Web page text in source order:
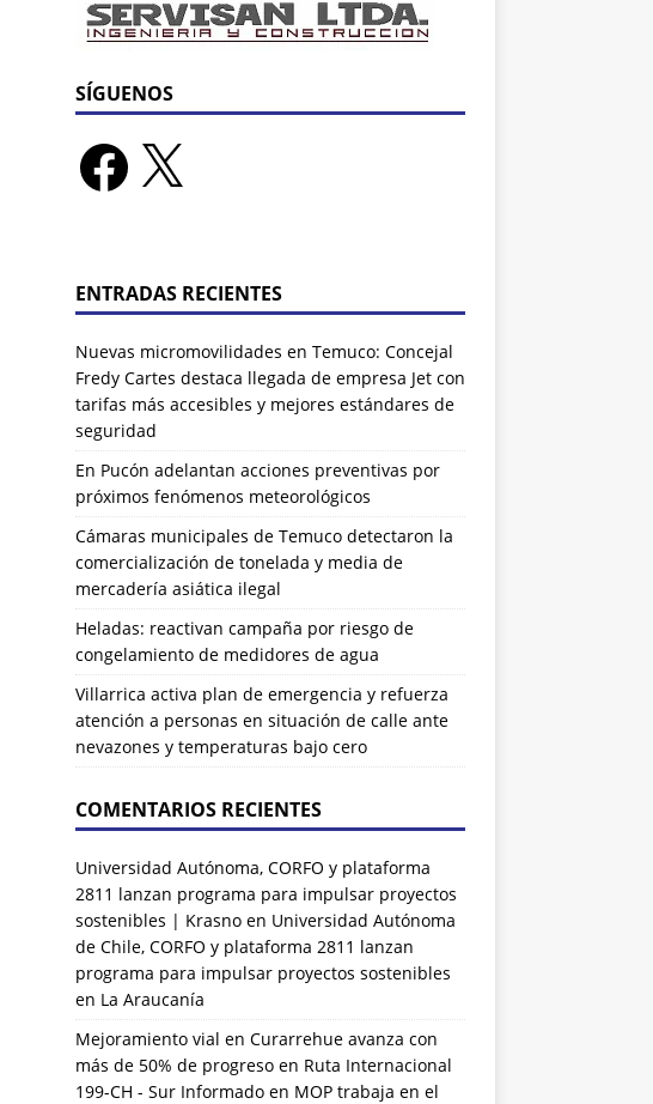
SÍGUENOS
ENTRADAS RECIENTES
Nuevas micromovilidades en Temuco: Concejal
Fredy Cartes destaca llegada de empresa Jet con
tarifas más accesibles y mejores estándares de
seguridad
En Pucón adelantan acciones preventivas por
próximos fenómenos meteorológicos
Cámaras municipales de Temuco detectaron la
comercialización de tonelada y media de
mercadería asiática ilegal
Heladas: reactivan campaña por riesgo de
congelamiento de medidores de agua
Villarrica activa plan de emergencia y refuerza
atención a personas en situación de calle ante
nevazones y temperaturas bajo cero
COMENTARIOS RECIENTES
Universidad Autónoma, CORFO y plataforma
2811 lanzan programa para impulsar proyectos
sostenibles | Krasnoen Universidad Autónoma
de Chile, CORFO y plataforma 2811 lanzan
programa para impulsar proyectos sostenibles
en La Araucanía
Mejoramiento vial en Curarrehue avanza con
más de 50% de progreso en Ruta Internacional
199-CH - Sur Informadoen MOP trabaja en el